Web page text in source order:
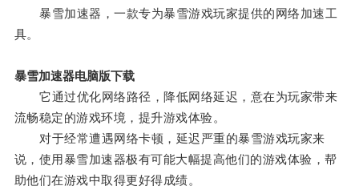
暴雪加速器，一款专为暴雪游戏玩家提供的网络加速工
具。
暴雪加速器电脑版下载
它通过优化网络路径，降低网络延迟，意在为玩家带来
流畅稳定的游戏环境，提升游戏体验。
对于经常遭遇网络卡顿，延迟严重的暴雪游戏玩家来
说，使用暴雪加速器极有可能大幅提高他们的游戏体验，帮
助他们在游戏中取得更好得成绩。